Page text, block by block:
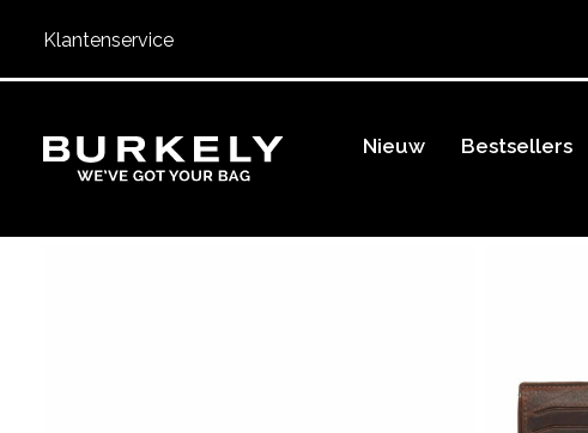
Klantenservice
BURKELYNieuw Bestsellers